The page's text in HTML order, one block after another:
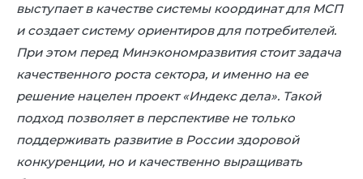
выступает в качестве системы координат для МСП
и создает систему ориентиров для потребителей.
При этом перед Минэкономразвития стоит задача
качественного роста сектора, и именно на ее
решение нацелен проект «Индекс дела». Такой
подход позволяет в перспективе не только
поддерживать развитие в России здоровой
конкуренции, но и качественно выращивать